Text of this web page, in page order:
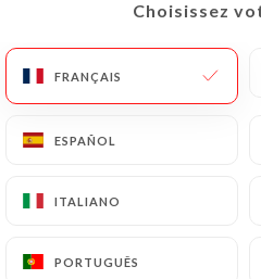
Choisissez
FRANÇAIS
ESPAÑOL
ITALIANO
PORTUGUÊS
Contact
Choisissez
FRANÇAIS
ESPAÑOL
ITALIANO
PORTUGUÊS